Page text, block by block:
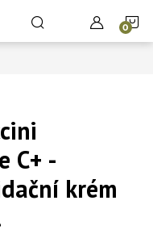
C+ -
krém